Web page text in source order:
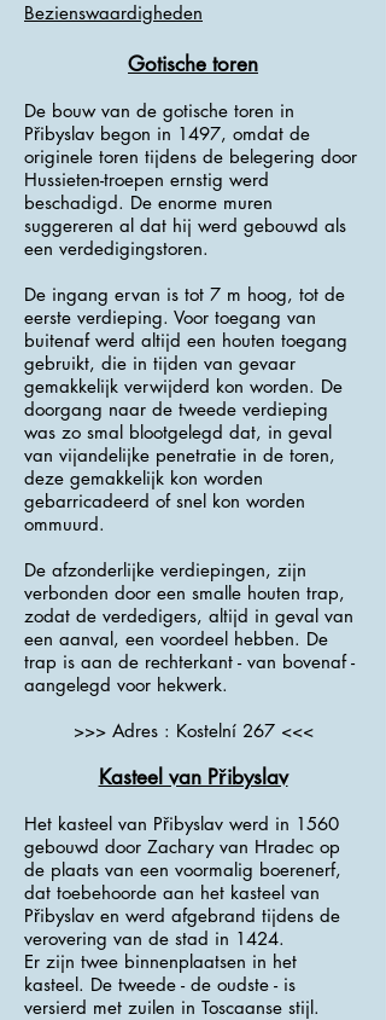
Bezienswaardigheden
Gotische toren
De bouw van de gotische toren in
Přibyslav begon in 1497, omdat de
originele toren tijdens de belegering door
Hussieten-troepen ernstig werd
beschadigd. De enorme muren
suggereren al dat hij werd gebouwd als
een verdedigingstoren.
De ingang ervan is tot 7 m hoog, tot de
eerste verdieping. Voor toegang van
buitenaf werd altijd een houten toegang
gebruikt, die in tijden van gevaar
gemakkelijk verwijderd kon worden. De
doorgang naar de tweede verdieping
was zo smal blootgelegd dat, in geval
van vijandelijke penetratie in de toren,
deze gemakkelijk kon worden
gebarricadeerd of snel kon worden
ommuurd.
De afzonderlijke verdiepingen, zijn
verbonden door een smalle houten trap,
zodat de verdedigers, altijd in geval van
een aanval, een voordeel hebben. De
trap is aan de rechterkant - van bovenaf -
aangelegd voor hekwerk.
>>> Adres : Kostelní 267 <<<
Kasteel van Přibyslav
Het kasteel van Přibyslav werd in 1560
gebouwd door Zachary van Hradec op
de plaats van een voormalig boerenerf,
dat toebehoorde aan het kasteel van
Přibyslav en werd afgebrand tijdens de
verovering van de stad in 1424.
Er zijn twee binnenplaatsen in het
kasteel. De tweede - de oudste - is
versierd met zuilen in Toscaanse stijl.